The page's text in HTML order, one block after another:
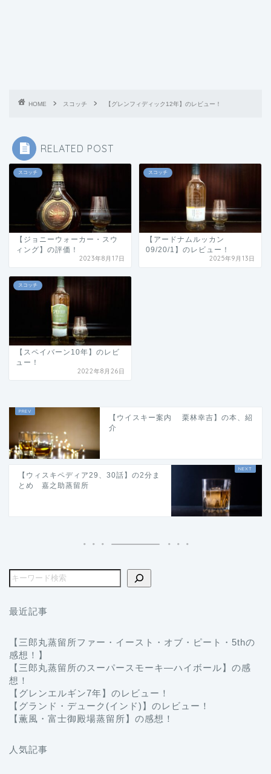
HOME スコッチ 【グレンフィディック12年】のレビュー！
RELATED POST
スコッチ
【ジョニーウォーカー・スウ
ィング】の評価！
2023年8月17日
スコッチ
【アードナムルッカン
09/20/1】のレビュー！
2025年9月13日
スコッチ
【スペイバーン10年】のレビ
ュー！
2022年8月26日
【ウイスキー案内 栗林幸吉】の本、紹
介
【ウィスキペディア29、30話】の2分ま
とめ 嘉之助蒸留所
最近記事
【三郎丸蒸留所ファー・イースト・オブ・ピート・5thの
感想！】
【三郎丸蒸留所のスーパースモーキ―ハイボール】の感
想！
【グレンエルギン7年】のレビュー！
【グランド・デューク(インド)】のレビュー！
【薫風・富士御殿場蒸留所】の感想！
人気記事